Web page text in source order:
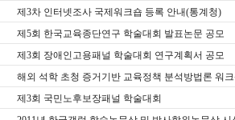
제3차 인터넷조사 국제워크숍 등록 안내(통계청)
제5회 한국교육종단연구 학술대회 발표논문 공모
제3회 장애인고용패널 학술대회 연구계획서 공모
해외 석학 초청 증거기반 교육정책 분석방법론 워
제3회 국민노후보장패널 학술대회